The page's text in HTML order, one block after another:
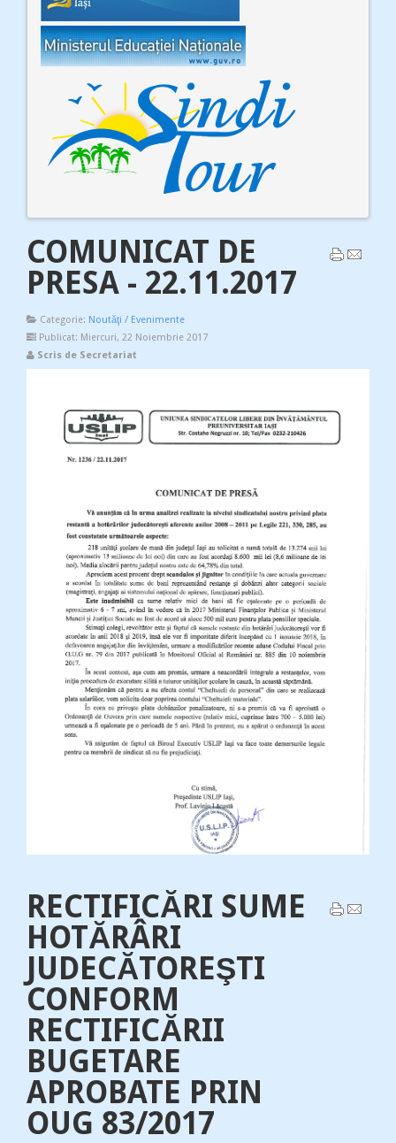
COMUNICAT DE
PRESA - 22.11.2017
Categorie: Noutăţi / Evenimente
Publicat: Miercuri, 22 Noiembrie 2017
Scris de Secretariat
RECTIFICĂRI SUME
HOTĂRÂRI
JUDECĂTOREŞTI
CONFORM
RECTIFICĂRII
BUGETARE
APROBATE PRIN
OUG 83/2017